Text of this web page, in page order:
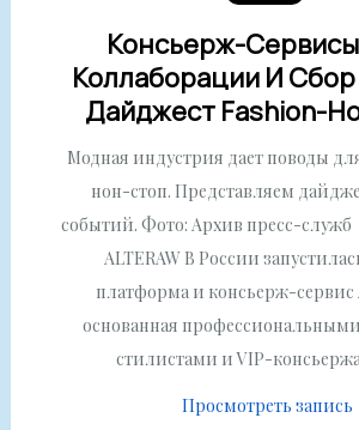
Консьерж-
Коллаборации И
Дайджест Fashion-
Модная индустрия дает поводы
нон-стоп. Представляем
событий. Фото: Архив пресс-служб
ALTERAW В России
платформа и консьерж-сервис
основанная
стилистами и VIP-
Просмотреть запись